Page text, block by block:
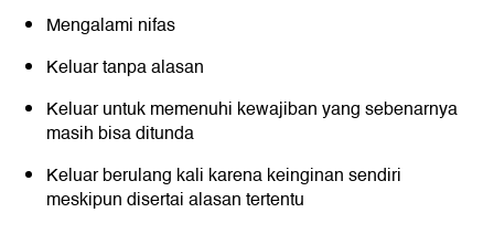
Mengalami nifas
Keluar tanpa alasan
Keluar untuk memenuhi kewajiban yang sebenarnya
masih bisa ditunda
Keluar berulang kali karena keinginan sendiri
meskipun disertai alasan tertentu